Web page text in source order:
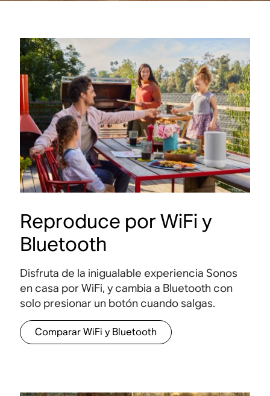
Reproduce por WiFi y
Bluetooth
Disfruta de la inigualable experiencia Sonos
en casa por WiFi, y cambia a Bluetooth con
solo presionar un botón cuando salgas.
Comparar WiFi y Bluetooth